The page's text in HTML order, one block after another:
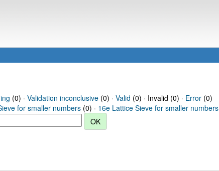
(0) · Validation inconclusive(0) · Valid (0) · Invalid (0) · Error(0)
for smaller numbers (0) · 16e Lattice Sieve for smaller numbers